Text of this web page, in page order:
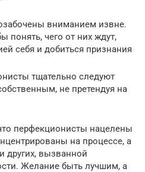
вниманием извне.
понять, чего от них ждут,
себя и добиться признания
тщательно следуют
не претендуя на
перфекционисты нацелены
на процессе, а
других, вызванной
Желание быть лучшим, а